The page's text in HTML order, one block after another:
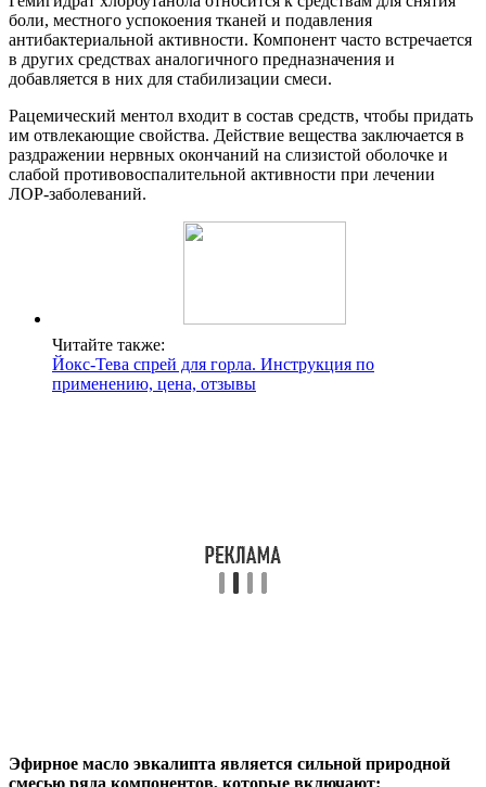
боли, местного успокоения тканей и подавления
антибактериальной активности. Компонент часто встречается
в других средствах аналогичного предназначения и
добавляется в них для стабилизации смеси.
Рацемический ментол входит в состав средств, чтобы придать
им отвлекающие свойства. Действие вещества заключается в
раздражении нервных окончаний на слизистой оболочке и
слабой противовоспалительной активности при лечении
ЛОР-заболеваний.
Читайте также:
Йокс-Тева спрей для горла. Инструкция по
применению, цена, отзывы
Эфирное масло эвкалипта является сильной природной
смесью ряда компонентов, которые включают: